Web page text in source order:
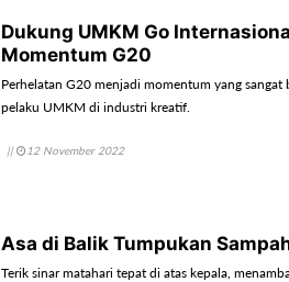
Dukung UMKM Go
Momentum G20
Perhelatan G20 menjadi momentum yang
pelaku UMKM di industri kreatif.
|| 12 November 2022
Asa di Balik Tumpukan
Terik sinar matahari tepat di atas kepala,